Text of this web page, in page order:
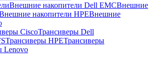
Внешние накопители Dell EMCВнешние
накопители HPEВнешние
CiscoТрансиверы Dell
Трансиверы HPEТрансиверы
Lenovo